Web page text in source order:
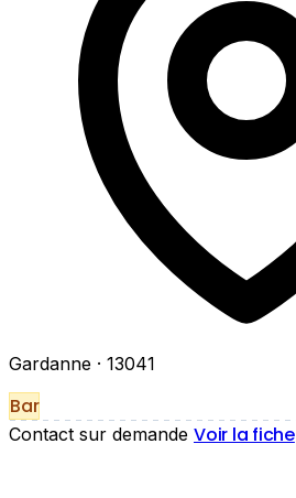
Gardanne · 13041
Bar
Contact sur demande Voir la fiche